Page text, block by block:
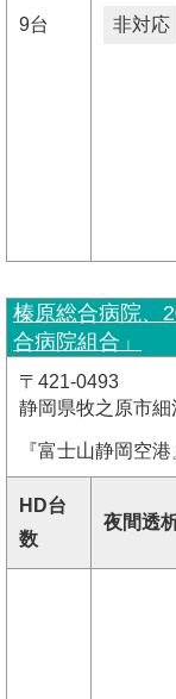
9台 非対応
榛原総合病院、
合病院組合」
〒421-0493
静岡県牧之原市細
『富士山静岡空
HD台
数
夜間透